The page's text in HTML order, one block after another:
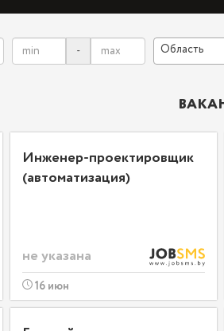
- Область
Инженер-проектировщик
(автоматизация)
не указана
16 июн